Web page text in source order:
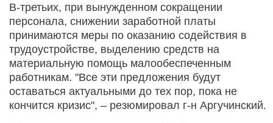
В-третьих, при вынужденном сокращении
персонала, снижении заработной платы
принимаются меры по оказанию содействия в
трудоустройстве, выделению средств на
материальную помощь малообеспеченным
работникам. "Все эти предложения будут
оставаться актуальными до тех пор, пока не
кончится кризис", – резюмировал г-н Аргучинский.